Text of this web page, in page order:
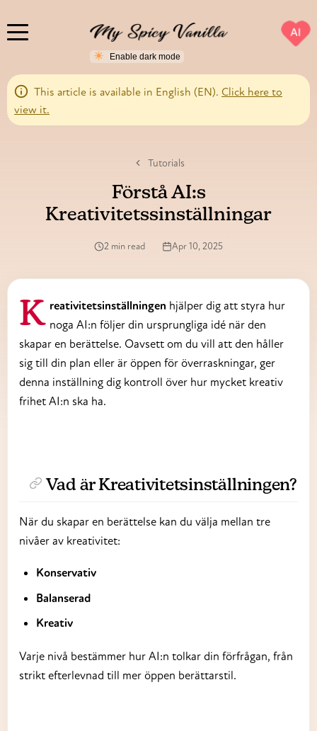
AI
This article is available in English (EN). Click here to
view it.
Tutorials
Förstå AI:s
Kreativitetssinställningar
2 min read Apr 10, 2025
Kreativitetsinställningen hjälper dig att styra hur
noga AI:n följer din ursprungliga idé när den
skapar en berättelse. Oavsett om du vill att den håller
sig till din plan eller är öppen för överraskningar, ger
denna inställning dig kontroll över hur mycket kreativ
frihet AI:n ska ha.
Vad är Kreativitetsinställningen?
När du skapar en berättelse kan du välja mellan tre
nivåer av kreativitet:
Konservativ
Balanserad
Kreativ
Varje nivå bestämmer hur AI:n tolkar din förfrågan, från
strikt efterlevnad till mer öppen berättarstil.